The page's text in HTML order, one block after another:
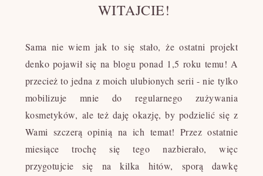
WITAJCIE!
Sama nie wiem jak to się stało, że ostatni projekt
denko pojawił się na blogu ponad 1,5 roku temu! A
przecież to jedna z moich ulubionych serii - nie tylko
mobilizuje mnie do regularnego zużywania
kosmetyków, ale też daję okazję, by podzielić się z
Wami szczerą opinią na ich temat! Przez ostatnie
miesiące trochę się tego nazbierało, więc
przygotujcie się na kilka hitów, sporą dawkę